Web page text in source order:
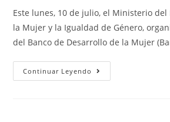
Este lunes, 10 de julio, el Ministerio del
la Mujer y la Igualdad de Género,
del Banco de Desarrollo de la Mujer
Continuar Leyendo